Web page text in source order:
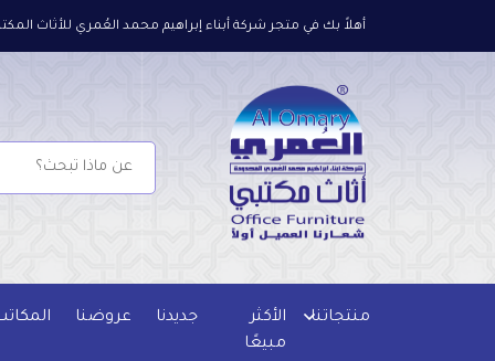
أهلاً بك في متجر شركة أبناء إبراهيم محمد العُمري للأثاث
منتجاتنا
الأكثر
مبيعًا
جديدنا عروضنا